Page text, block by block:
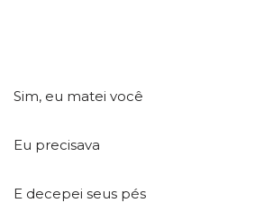
Sim, eu matei você
Eu precisava
E decepei seus pés